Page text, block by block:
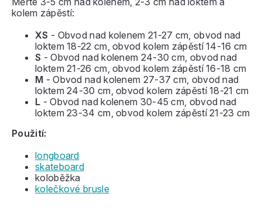
kolem zápěstí:
XS - Obvod nad kolenem 21-27 cm, obvod nad
loktem 18-22 cm, obvod kolem zápěstí 14-16 cm
S - Obvod nad kolenem 24-30 cm, obvod nad
loktem 21-26 cm, obvod kolem zápěstí 16-18 cm
M - Obvod nad kolenem 27-37 cm, obvod nad
loktem 24-30 cm, obvod kolem zápěstí 18-21 cm
L - Obvod nad kolenem 30-45 cm, obvod nad
loktem 23-34 cm, obvod kolem zápěstí 21-23 cm
Použití:
longboard
skateboard
koloběžka
kolečkové brusle